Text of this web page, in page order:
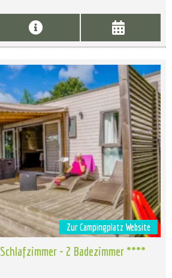
Zur Campingplatz Website
- 2 Badezimmer ****